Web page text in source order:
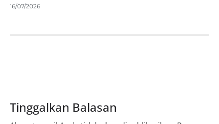
16/07/2026
Tinggalkan Balasan